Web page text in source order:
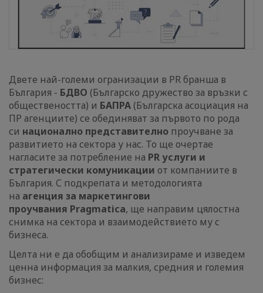
Двете най-големи огранизации в PR бранша в
България - БДВО (Българско дружество за връзки с
обществеността) и БАПРА (Българска асоциация на
ПР агенциите) се обединяват за първото по рода
си национално представително проучване за
развитието на сектора у нас. То ще очертае
нагласите за потребление на PR услуги и
стратегически комуникации от компаниите в
България. С подкрепата и методологията
на агенция за маркетингови
проучвания Pragmatica, ще направим цялостна
снимка на сектора и взаимодействието му с
бизнеса.
Целта ни е да обобщим и анализираме и изведем
ценна информация за малкия, средния и големия
бизнес: